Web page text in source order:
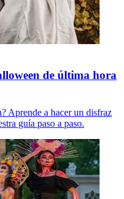
de última hora
Aprende a hacer un disfraz
guía paso a paso.